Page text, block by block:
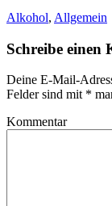
Alkohol, Allgemein
Schreibe einen
Deine E-Mail-
Felder sind mit *
Kommentar